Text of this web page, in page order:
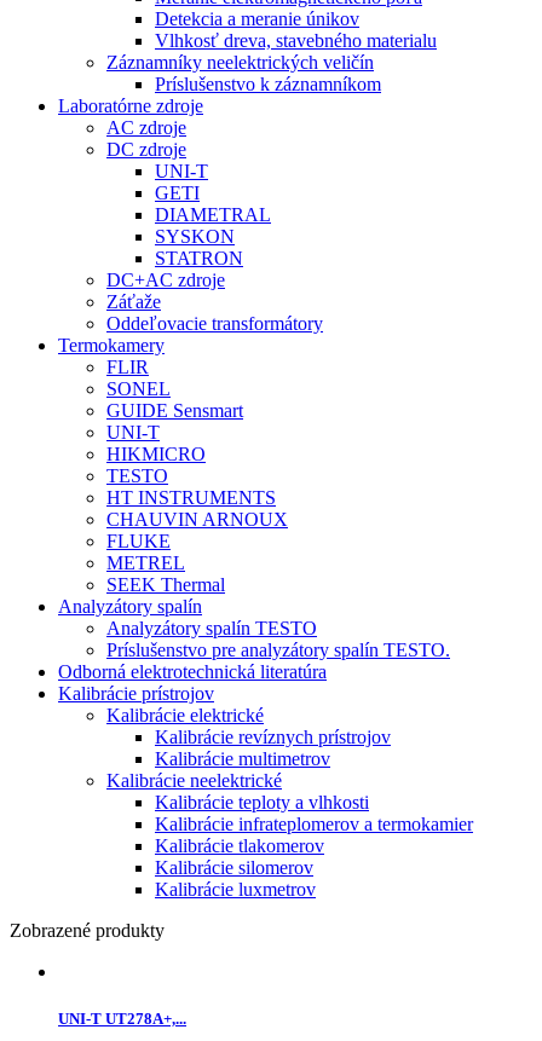
Detekcia a meranie únikov
Vlhkosť dreva, stavebného materialu
Záznamníky neelektrických veličín
Príslušenstvo k záznamníkom
Laboratórne zdroje
AC zdroje
DC zdroje
UNI-T
GETI
DIAMETRAL
SYSKON
STATRON
DC+AC zdroje
Záťaže
Oddeľovacie transformátory
Termokamery
FLIR
SONEL
GUIDE Sensmart
UNI-T
HIKMICRO
TESTO
HT INSTRUMENTS
CHAUVIN ARNOUX
FLUKE
METREL
SEEK Thermal
Analyzátory spalín
Analyzátory spalín TESTO
Príslušenstvo pre analyzátory spalín TESTO.
Odborná elektrotechnická literatúra
Kalibrácie prístrojov
Kalibrácie elektrické
Kalibrácie revíznych prístrojov
Kalibrácie multimetrov
Kalibrácie neelektrické
Kalibrácie teploty a vlhkosti
Kalibrácie infrateplomerov a termokamier
Kalibrácie tlakomerov
Kalibrácie silomerov
Kalibrácie luxmetrov
Zobrazené produkty
UNI-T UT278A+,...